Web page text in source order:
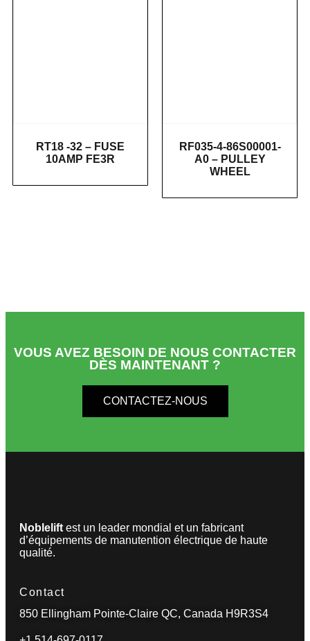
RT18 -32 – FUSE
10AMP FE3R
RF035-4-86S00001-
A0 – PULLEY
WHEEL
VOUS AVEZ BESOIN DE NOUS CONTACTER
DÈS MAINTENANT ?
CONTACTEZ-NOUS
Noblelift est un leader mondial et un fabricant
d’équipements de manutention électrique de haute
qualité.
Contact
850 Ellingham Pointe-Claire QC, Canada H9R3S4